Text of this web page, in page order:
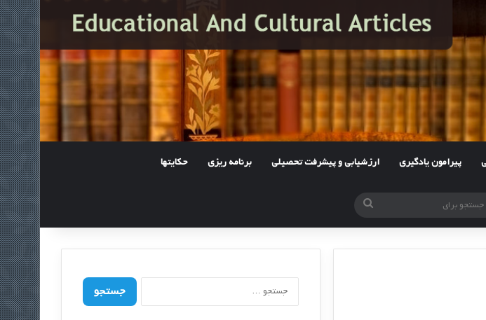
پیرامون یادگیری ارزشیابی و پیشرفت تحصیلی برنامه ریزی حکایتها
پوسته
برای
ج
س